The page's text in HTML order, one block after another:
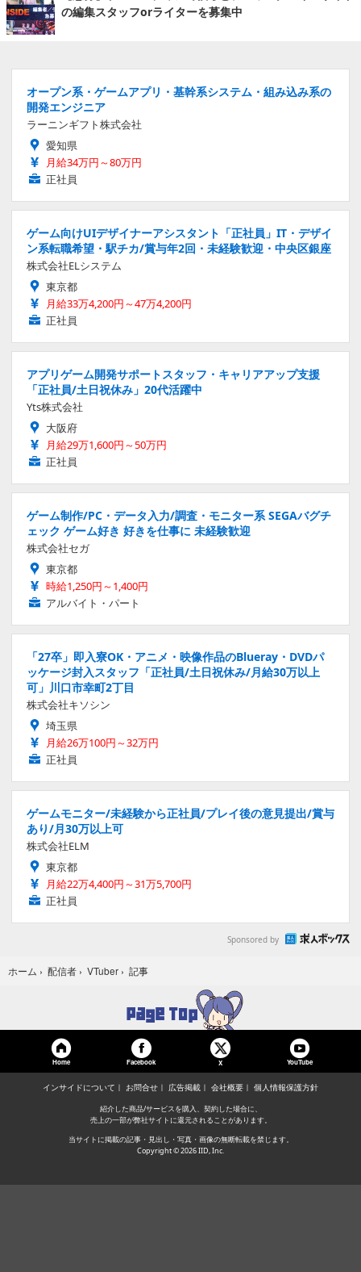
の編集スタッフorライターを募集中
オープン系・ゲームアプリ・基幹系システム・組み込み系の
開発エンジニア
ラーニンギフト株式会社
愛知県
月給34万円～80万円
正社員
ゲーム向けUIデザイナーアシスタント「正社員」IT・デザイ
ン系転職希望・駅チカ/賞与年2回・未経験歓迎・中央区銀座
株式会社ELシステム
東京都
月給33万4,200円～47万4,200円
正社員
アプリゲーム開発サポートスタッフ・キャリアアップ支援
「正社員/土日祝休み」20代活躍中
Yts株式会社
大阪府
月給29万1,600円～50万円
正社員
ゲーム制作/PC・データ入力/調査・モニター系 SEGAバグチ
ェック ゲーム好き 好きを仕事に 未経験歓迎
株式会社セガ
東京都
時給1,250円～1,400円
アルバイト・パート
「27卒」即入寮OK・アニメ・映像作品のBlueray・DVDパ
ッケージ封入スタッフ「正社員/土日祝休み/月給30万以上
可」川口市幸町2丁目
株式会社キソシン
埼玉県
月給26万100円～32万円
正社員
ゲームモニター/未経験から正社員/プレイ後の意見提出/賞与
あり/月30万以上可
株式会社ELM
東京都
月給22万4,400円～31万5,700円
正社員
Sponsored by
ホーム › 配信者 › VTuber › 記事
Home Facebook X YouTube
インサイドについて お問合せ 広告掲載 会社概要 個人情報保護方針
紹介した商品/サービスを購入、契約した場合に、
売上の一部が弊社サイトに還元されることがあります。
当サイトに掲載の記事・見出し・写真・画像の無断転載を禁じます。
Copyright © 2026 IID, Inc.